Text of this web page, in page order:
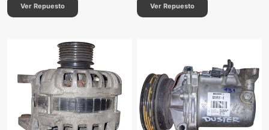
Ver Repuesto Ver Repuesto